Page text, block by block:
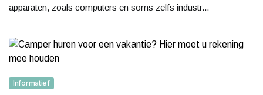
apparaten, zoals computers en soms zelfs industr...
Informatief